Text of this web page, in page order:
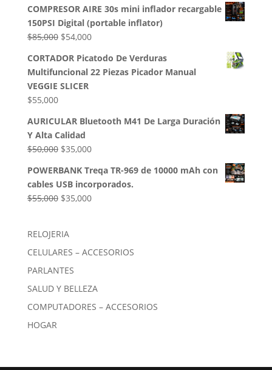
original
era:
$50,000.
actual
es:
$35,000.
COMPRESOR AIRE 30s mini inflador recargable
150PSI Digital (portable inflator)
$85,000 El
original
era:
$85,000.
$54,000El
actual
es:
CORTADOR Picatodo De Verduras
Multifuncional 22 Piezas Picador Manual
VEGGIE SLICER
$55,000
AURICULAR Bluetooth M41 De Larga Duración
Y Alta Calidad
$50,000 El
original
era:
$50,000.
$35,000El
actual
es:
$35,000.
POWERBANK Treqa TR-969 de 10000 mAh con
cables USB incorporados.
$55,000 El
era:
$55,000.
$35,000El
$35,000.
RELOJERIA
CELULARES – ACCESORIOS
PARLANTES
SALUD Y BELLEZA
COMPUTADORES – ACCESORIOS
HOGAR